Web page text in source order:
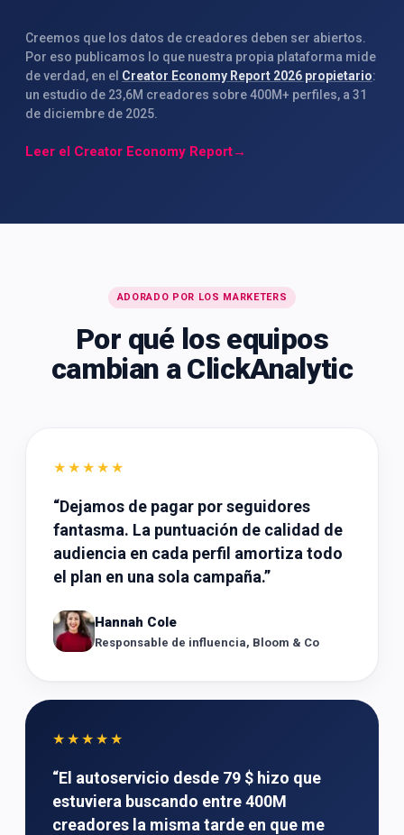
Creemos que los datos de creadores deben ser abiertos.
Por eso publicamos lo que nuestra propia plataforma mide
de verdad, en el Creator Economy Report 2026 propietario:
un estudio de 23,6M creadores sobre 400M+ perfiles, a 31
de diciembre de 2025.
Leer el Creator Economy Report→
ADORADO POR LOS MARKETERS
Por qué los equipos
cambian a ClickAnalytic
★★★★★
“Dejamos de pagar por seguidores
fantasma. La puntuación de calidad de
audiencia en cada perfil amortiza todo
el plan en una sola campaña.”
Hannah Cole
Responsable de influencia, Bloom & Co
★★★★★
“El autoservicio desde 79 $ hizo que
estuviera buscando entre 400M
creadores la misma tarde en que me